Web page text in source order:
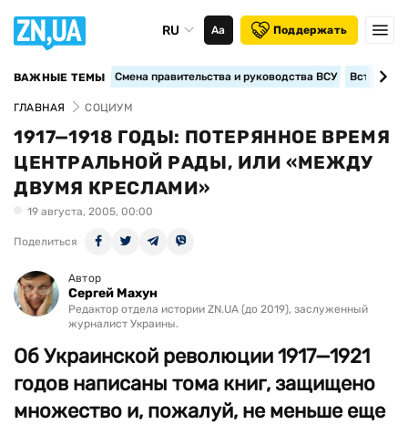
RU Аа Поддержать
ВАЖНЫЕ ТЕМЫ Смена правительства и руководства ВСУ
ГЛАВНАЯ СОЦИУМ
1917—1918 ГОДЫ: ПОТЕРЯННОЕ ВРЕМЯ
ЦЕНТРАЛЬНОЙ РАДЫ, ИЛИ «МЕЖДУ
ДВУМЯ КРЕСЛАМИ»
19 августа, 2005, 00:00
Поделиться
Автор
Сергей Махун
Редактор отдела истории ZN.UA (до 2019), заслуженный
журналист Украины.
Об Украинской революции 1917—1921
годов написаны тома книг, защищено
множество и, пожалуй, не меньше еще